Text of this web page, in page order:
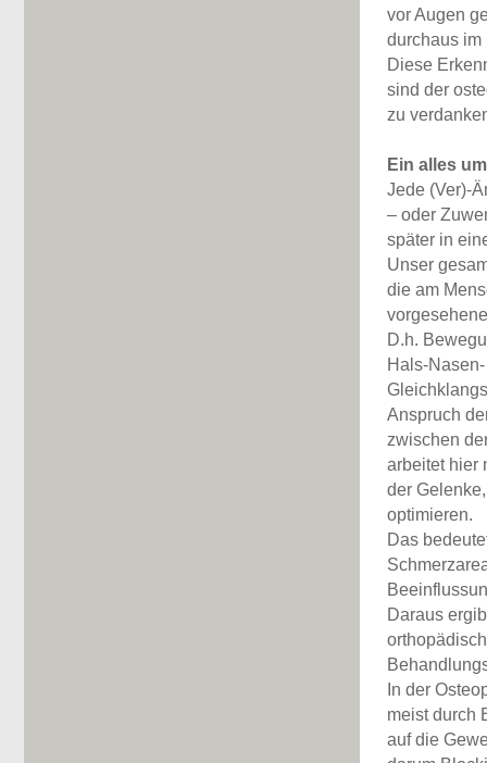
vor Augen
durchaus im
Diese
sind der
zu
Ein alles
Jede (Ver)-
– oder
später in
Unser
die am
D.h.
Hals-
Anspruch
zwischen
arbeitet hier
der
optimieren.
Das
Daraus
In der
meist durch
auf die